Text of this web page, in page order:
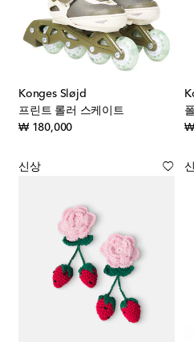
Konges Sløjd
프린트 롤러 스케이트
₩ 180,000original price
₩
신상